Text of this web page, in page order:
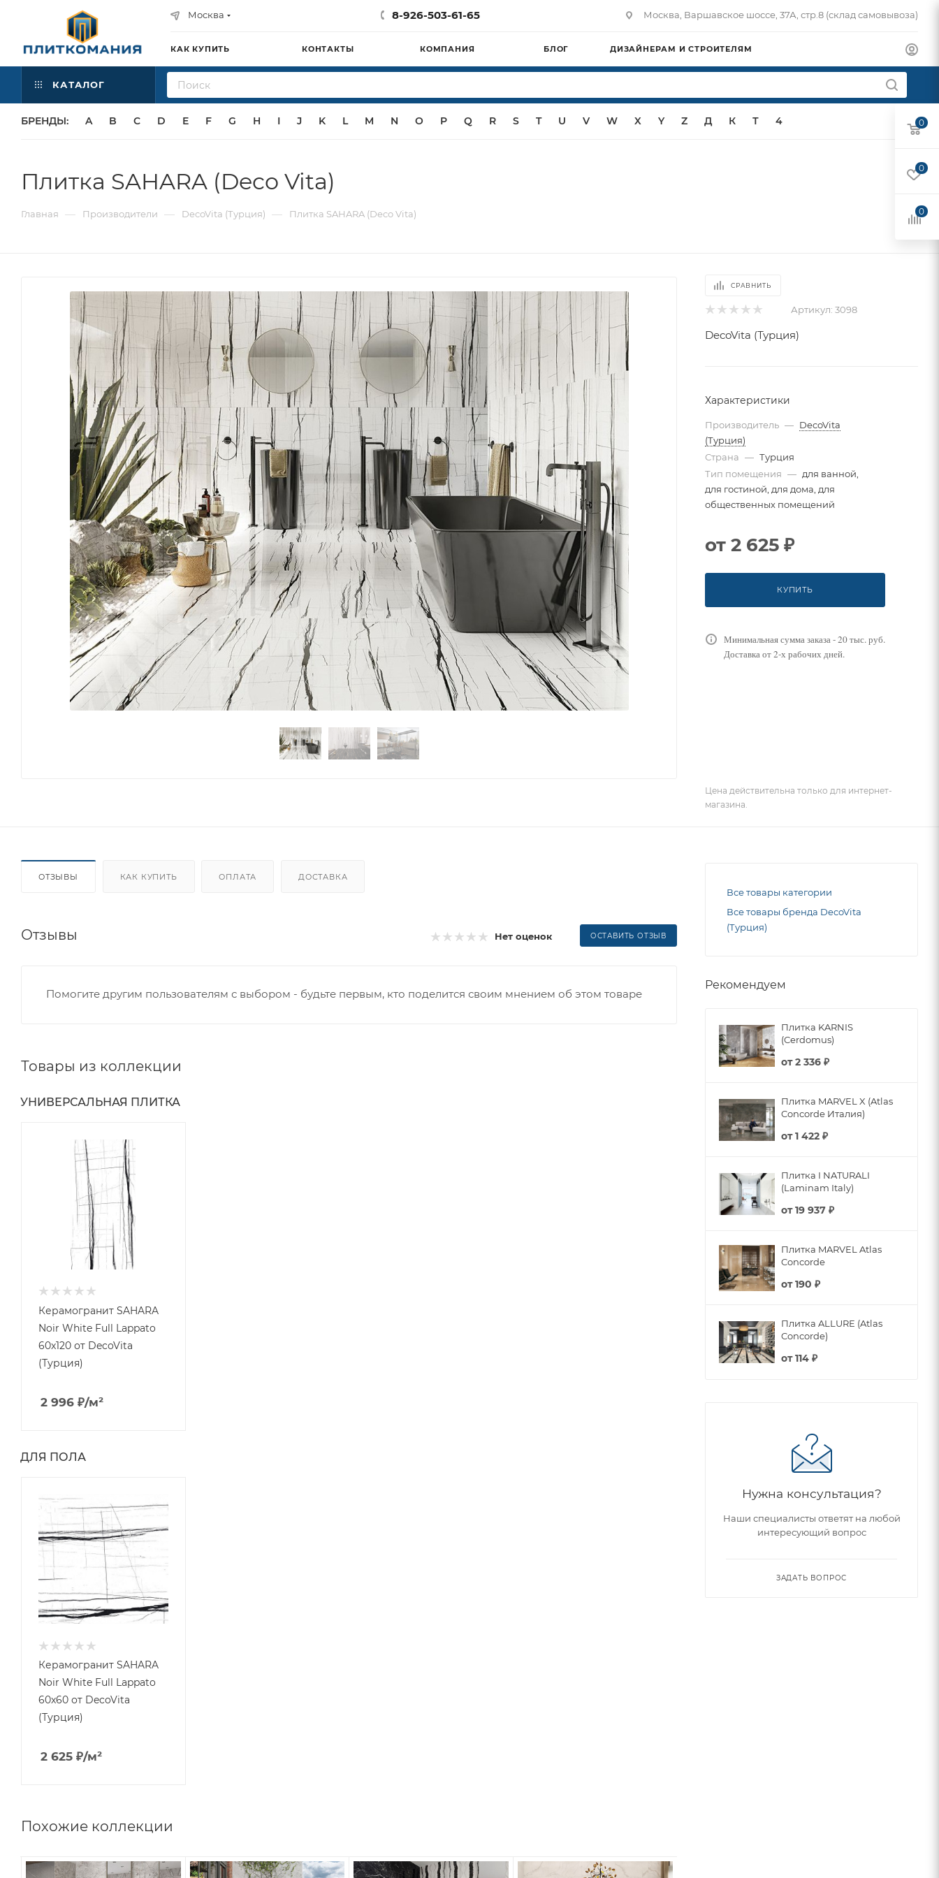
Москва 8-926-503-61-65 Москва, Варшавское шоссе, 37А, стр.8 (склад самовывоза)
КАК КУПИТЬ КОНТАКТЫ КОМПАНИЯ БЛОГ ДИЗАЙНЕРАМ И СТРОИТЕЛЯМ
КАТАЛОГ
БРЕНДЫ: A B C D E F G H I J K L M N O P Q R S T U V W X Y Z Д К Т 4
Плитка SAHARA (Deco Vita)
Главная — Производители — DecoVita (Турция) — Плитка SAHARA (Deco Vita)
СРАВНИТЬ
Артикул: 3098
DecoVita (Турция)
Характеристики
Производитель — DecoVita
(Турция)
Страна — Турция
Тип помещения — для ванной,
для гостиной, для дома, для
общественных помещений
от 2 625 ₽
КУПИТЬ
Минимальная сумма заказа - 20 тыс. руб.
Доставка от 2-х рабочих дней.
Цена действительна только для интернет-
магазина.
ОТЗЫВЫ КАК КУПИТЬ ОПЛАТА ДОСТАВКА
Отзывы Нет оценок ОСТАВИТЬ ОТЗЫВ
Помогите другим пользователям с выбором - будьте первым, кто поделится своим мнением об этом товаре
Товары из коллекции
УНИВЕРСАЛЬНАЯ ПЛИТКА
Керамогранит SAHARA
Noir White Full Lappato
60x120 от DecoVita
(Турция)
2 996 ₽/м²
ДЛЯ ПОЛА
Керамогранит SAHARA
Noir White Full Lappato
60x60 от DecoVita
(Турция)
2 625 ₽/м²
Похожие коллекции
Все товары категории
Все товары бренда DecoVita
(Турция)
Рекомендуем
Плитка KARNIS
(Cerdomus)
от2 336 ₽
Плитка MARVEL X (Atlas
Concorde Италия)
от1 422 ₽
Плитка I NATURALI
(Laminam Italy)
от19 937 ₽
Плитка MARVEL Atlas
Concorde
от190 ₽
Плитка ALLURE (Atlas
Concorde)
от114 ₽
Нужна консультация?
Наши специалисты ответят на любой
интересующий вопрос
ЗАДАТЬ ВОПРОС
0
0
0